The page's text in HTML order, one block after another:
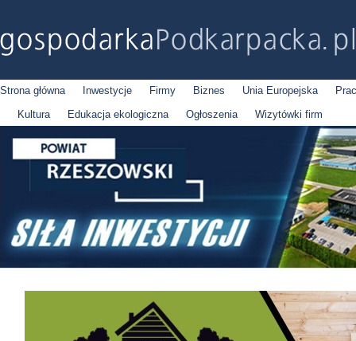
Strona główna Inwestycje Firmy Biznes Unia Europejska
Kultura
Edukacja ekologiczna Ogłoszenia Wizytówki firm